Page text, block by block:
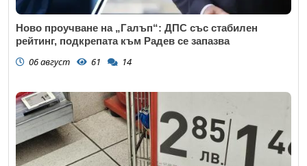
Ново проучване на „Галъп“: ДПС със стабилен
рейтинг, подкрепата към Радев се запазва
06 август 61 14